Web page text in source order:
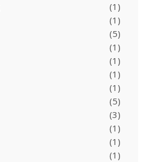
(1)
(1)
(5)
(1)
(1)
(1)
(1)
(5)
(3)
(1)
(1)
(1)